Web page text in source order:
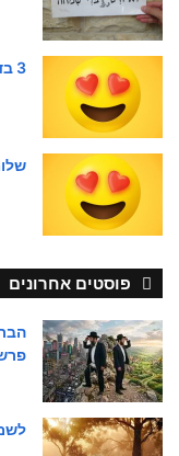
3 בדיחות פסיכיות
פוסטים אחרונים